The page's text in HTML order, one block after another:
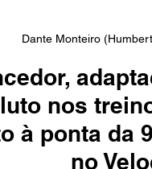
Dante Monteiro
nos
à ponta da
no